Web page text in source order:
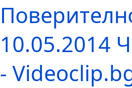
10.05.2014
-